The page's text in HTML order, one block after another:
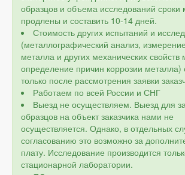
образцов и объема исследований сроки
продлены и составить 10-14 дней.
Стоимость других испытаний и
(металлографический анализ,
металла и других механических свойств
определение причин коррозии металла)
только после рассмотрения заявки
Работаем по всей России и СНГ
Выезд не осуществляем. Выезд для
образцов на объект заказчика нами не
осуществляется. Однако, в отдельных
согласованию это возможно за
плату. Исследование производится
стационарной лаборатории.